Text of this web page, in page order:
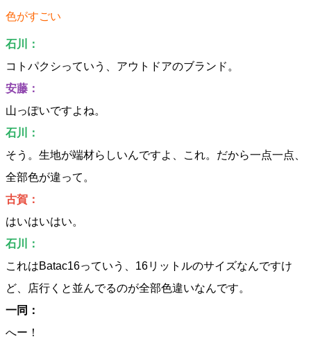
色がすごい
石川：
コトパクシっていう、アウトドアのブランド。
安藤：
山っぽいですよね。
石川：
そう。生地が端材らしいんですよ、これ。だから一点一点、
全部色が違って。
古賀：
はいはいはい。
石川：
これはBatac16っていう、16リットルのサイズなんですけ
ど、店行くと並んでるのが全部色違いなんです。
一同：
へー！